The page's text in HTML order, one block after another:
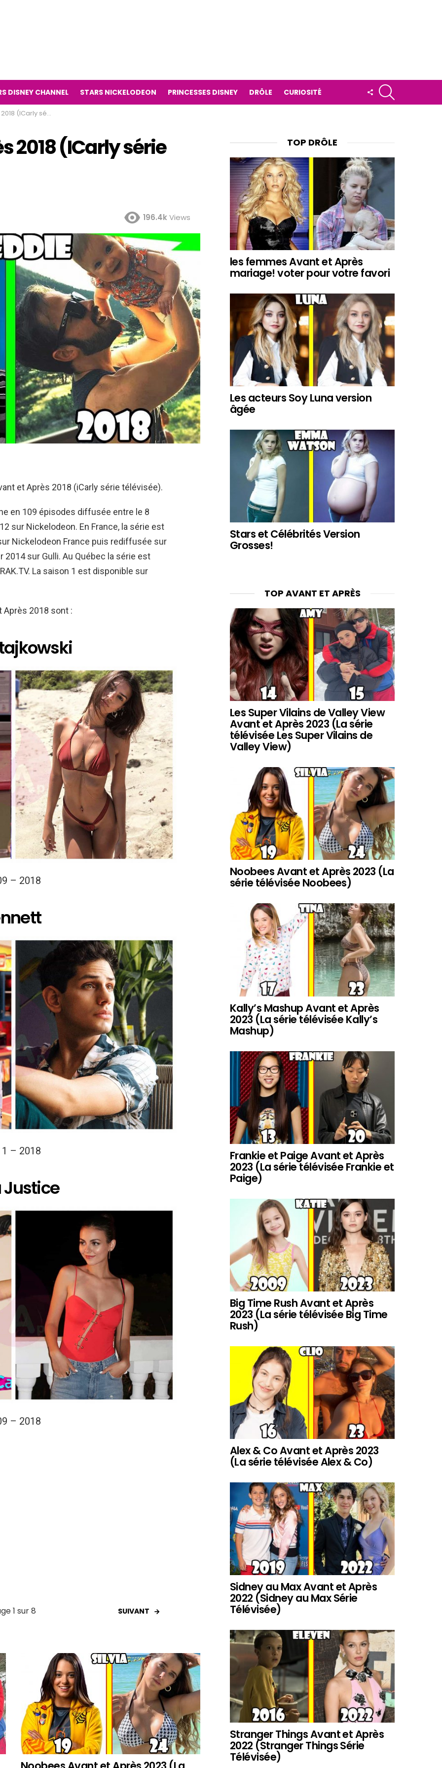
DISNEY CHANNEL STARS NICKELODEON PRINCESSES DISNEY DRÔLE CURIOSITÉ
FOLLOW
US
série télévisée)
2018 (ICarly série
196.4kViews
et Après 2018 (iCarly série télévisée).
en 109 épisodes diffusée entre le 8
sur Nickelodeon. En France, la série est
Nickelodeon France puis rediffusée sur
sur Gulli. Au Québec la série est
La saison 1 est disponible sur
Après 2018 sont :
– 2018
– 2018
– 2018
1 sur 8 SUIVANT
TOP DRÔLE
les femmes Avant et Après
mariage! voter pour votre favori
Les acteurs Soy Luna version
âgée
Stars et Célébrités Version
Grosses!
TOP AVANT ET APRÈS
Les Super Vilains de Valley View
Avant et Après 2023 (La série
télévisée Les Super Vilains de
Valley View)
Noobees Avant et Après 2023 (La
série télévisée Noobees)
Kally’s Mashup Avant et Après
2023 (La série télévisée Kally’s
Mashup)
Frankie et Paige Avant et Après
2023 (La série télévisée Frankie et
Paige)
Big Time Rush Avant et Après
2023 (La série télévisée Big Time
Rush)
Alex & Co Avant et Après 2023
(La série télévisée Alex & Co)
Sidney au Max Avant et Après
2022 (Sidney au Max Série
Télévisée)
Stranger Things Avant et Après
2022 (Stranger Things Série
Télévisée)